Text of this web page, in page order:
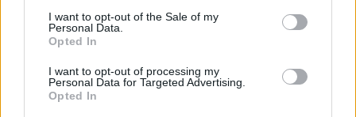
I want to opt-out of the Sale of my
Personal Data.
Opted In
I want to opt-out of processing my
Personal Data for Targeted Advertising.
Opted In
00:00:57
Savaitės vidurys nusimato karštas: temperatūra kils iki
32 laipsnių šilumos
Žinios | Orai